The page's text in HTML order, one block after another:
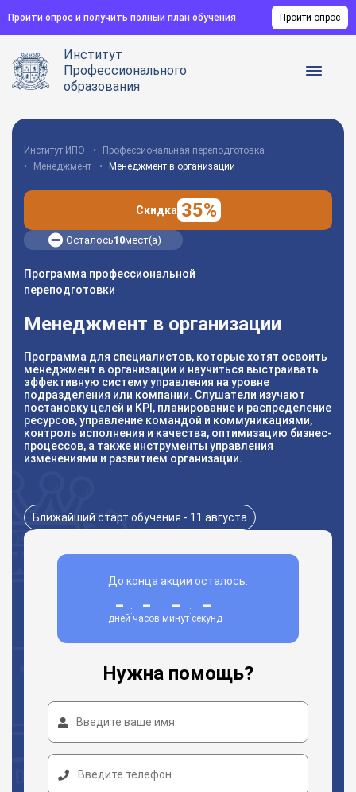
Пройти опрос и получить полный план обучения Пройти опрос
Институт
Профессионального
образования
Институт ИПО
Профессиональная переподготовка
Менеджмент
Менеджмент в организации
Скидка 35%
Осталось10мест(а)
Программа профессиональной
переподготовки
Менеджмент в организации
Программа для специалистов, которые хотят освоить
менеджмент в организации и научиться выстраивать
эффективную систему управления на уровне
подразделения или компании. Слушатели изучают
постановку целей и KPI, планирование и распределение
ресурсов, управление командой и коммуникациями,
контроль исполнения и качества, оптимизацию бизнес-
процессов, а также инструменты управления
изменениями и развитием организации.
Ближайший старт обучения - 11 августа
До конца акции осталось:
-
дней
: -
часов
: -
минут
: -
секунд
Нужна помощь?